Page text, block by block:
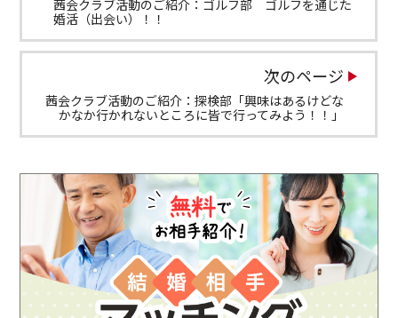
茜会クラブ活動のご紹介：ゴルフ部 ゴルフを通じた
婚活（出会い）！！
次のページ
茜会クラブ活動のご紹介：探検部「興味はあるけどな
かなか行かれないところに皆で行ってみよう！！」